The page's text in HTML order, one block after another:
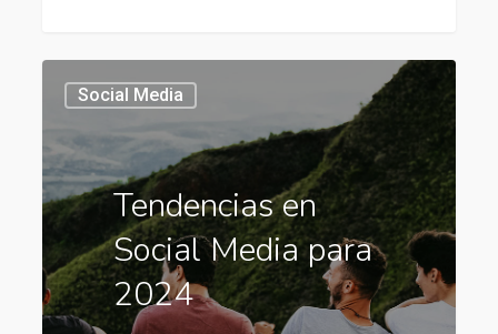
Social
Media
para
2024
Social Media
Tendencias en
Social Media para
2024